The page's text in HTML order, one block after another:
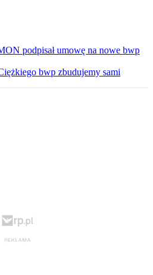
podpisał umowę na nowe bwp
bwp zbudujemy sami